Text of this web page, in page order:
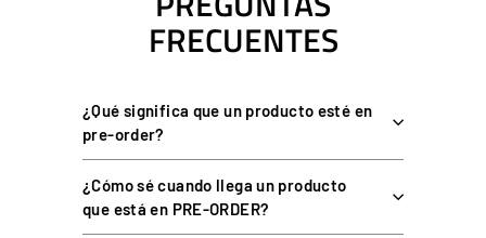
ESPECIFICACIONES TÉCNICAS
ESPECIFICACIÓN
Adaptador de pomo
(accesorio)
FRECUENTES
¿Qué significa que un producto esté en
pre-order?
¿Cómo sé cuando llega un producto
que está en PRE-ORDER?